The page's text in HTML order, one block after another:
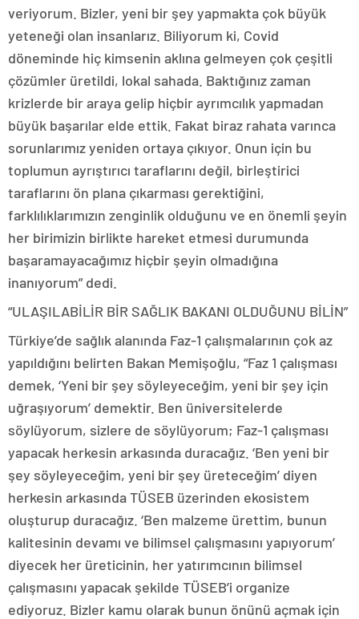
veriyorum. Bizler, yeni bir şey yapmakta çok büyük
yeteneği olan insanlarız. Biliyorum ki, Covid
döneminde hiç kimsenin aklına gelmeyen çok çeşitli
çözümler üretildi, lokal sahada. Baktığınız zaman
krizlerde bir araya gelip hiçbir ayrımcılık yapmadan
büyük başarılar elde ettik. Fakat biraz rahata varınca
sorunlarımız yeniden ortaya çıkıyor. Onun için bu
toplumun ayrıştırıcı taraflarını değil, birleştirici
taraflarını ön plana çıkarması gerektiğini,
farklılıklarımızın zenginlik olduğunu ve en önemli şeyin
her birimizin birlikte hareket etmesi durumunda
başaramayacağımız hiçbir şeyin olmadığına
inanıyorum” dedi.
“ULAŞILABİLİR BİR SAĞLIK BAKANI OLDUĞUNU BİLİN”
Türkiye’de sağlık alanında Faz-1 çalışmalarının çok az
yapıldığını belirten Bakan Memişoğlu, “Faz 1 çalışması
demek, ‘Yeni bir şey söyleyeceğim, yeni bir şey için
uğraşıyorum’ demektir. Ben üniversitelerde
söylüyorum, sizlere de söylüyorum; Faz-1 çalışması
yapacak herkesin arkasında duracağız. ‘Ben yeni bir
şey söyleyeceğim, yeni bir şey üreteceğim’ diyen
herkesin arkasında TÜSEB üzerinden ekosistem
oluşturup duracağız. ‘Ben malzeme ürettim, bunun
kalitesinin devamı ve bilimsel çalışmasını yapıyorum’
diyecek her üreticinin, her yatırımcının bilimsel
çalışmasını yapacak şekilde TÜSEB’i organize
ediyoruz. Bizler kamu olarak bunun önünü açmak için